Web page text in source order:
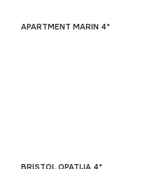
APARTMENT MARIN 4*
BRISTOL OPATIJA 4*